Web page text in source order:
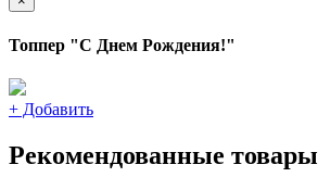
Топпер "С Днем Рождения!"
+ Добавить
Рекомендованные товары